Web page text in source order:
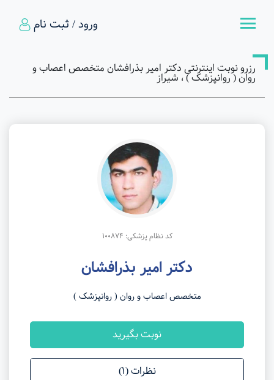
ورود / ثبت نام
رزرو نوبت اینترنتی دکتر امیر بذرافشان متخصص اعصاب و
روان ( روانپزشک ) ، شیراز
کد نظام پزشکی: 100874
دکتر امیر بذرافشان
متخصص اعصاب و روان ( روانپزشک )
نوبت بگیرید
نظرات (1)